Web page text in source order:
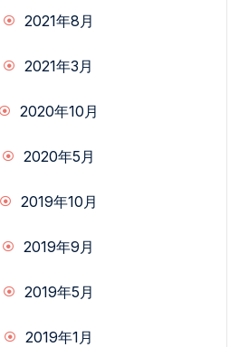
2021年8月
2021年3月
2020年10月
2020年5月
2019年10月
2019年9月
2019年5月
2019年1月